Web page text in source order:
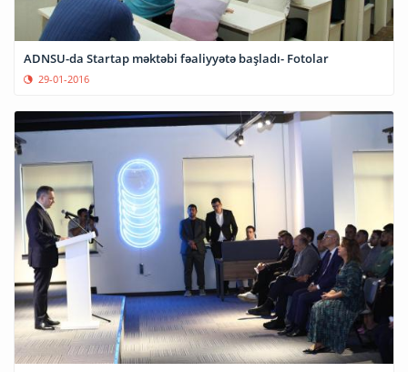
ADNSU-da Startap məktəbi fəaliyyətə başladı- Fotolar
29-01-2016